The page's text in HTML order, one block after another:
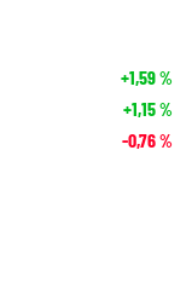
+1,59%
+1,15%
-0,76%